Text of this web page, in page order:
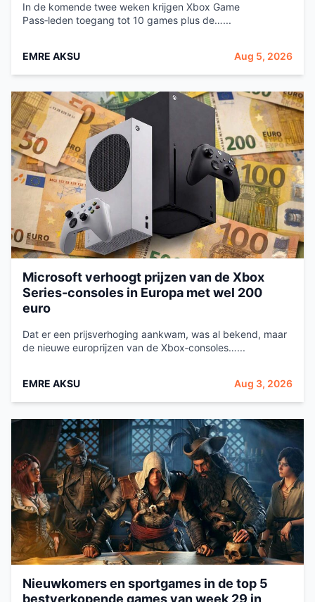
In de komende twee weken krijgen Xbox Game
Pass‑leden toegang tot 10 games plus de…...
EMRE AKSU Aug 5, 2026
Microsoft verhoogt prijzen van de Xbox
Series-consoles in Europa met wel 200
euro
Dat er een prijsverhoging aankwam, was al bekend, maar
de nieuwe europrijzen van de Xbox‑consoles…...
EMRE AKSU Aug 3, 2026
Nieuwkomers en sportgames in de top 5
bestverkopende games van week 29 in